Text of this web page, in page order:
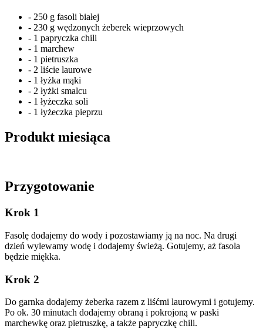
- 250 g fasoli białej
- 230 g wędzonych żeberek wieprzowych
- 1 papryczka chili
- 1 marchew
- 1 pietruszka
- 2 liście laurowe
- 1 łyżka mąki
- 2 łyżki smalcu
- 1 łyżeczka soli
- 1 łyżeczka pieprzu
Produkt miesiąca
Przygotowanie
Krok 1
Fasolę dodajemy do wody i pozostawiamy ją na noc. Na drugi
dzień wylewamy wodę i dodajemy świeżą. Gotujemy, aż fasola
będzie miękka.
Krok 2
Do garnka dodajemy żeberka razem z liśćmi laurowymi i gotujemy.
Po ok. 30 minutach dodajemy obraną i pokrojoną w paski
marchewkę oraz pietruszkę, a także papryczkę chili.